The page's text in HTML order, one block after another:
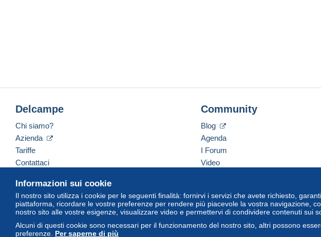
Informazioni sui cookie
Il nostro sito utilizza i cookie per le seguenti finalità: fornirvi i servizi che avete richiesto,
piattaforma, ricordare le vostre preferenze per rendere più piacevole la vostra navigazione,
nostro sito alle vostre esigenze, visualizzare video e permettervi di condividere contenuti sui
Alcuni di questi cookie sono necessari per il funzionamento del nostro sito, altri possono
preferenze. Per saperne di più
Delcampe
Chi siamo?
Azienda
Tariffe
Contattaci
Community
Blog
Agenda
I Forum
Video
Italiano USD America/Indiana/Vevay Versione standard
© Delcampe International Srl. Tutti i diritti riservati.